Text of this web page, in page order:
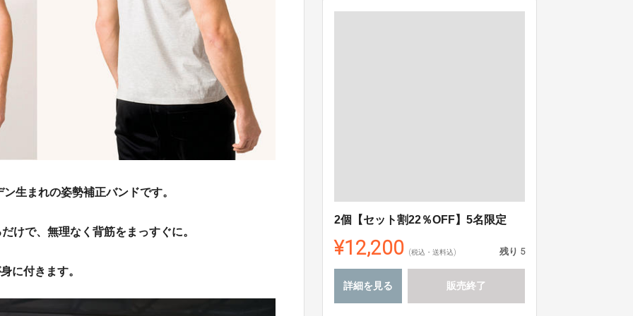
生まれの姿勢補正バンドです。
けで、無理なく背筋をまっすぐに。
に付きます。
2個【セット割22％OFF】5名限定
¥12,200 (税込・送料込) 残り 5
詳細を見る 販売終了